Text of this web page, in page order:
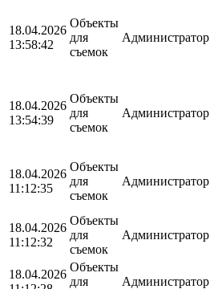
18.04.2026
13:58:42
Объекты
для
съемок
Администратор
18.04.2026
13:54:39
Объекты
для
съемок
Администратор
18.04.2026
11:12:35
Объекты
для
съемок
Администратор
18.04.2026
11:12:32
Объекты
для
съемок
Администратор
18.04.2026
Объекты
для
Администратор